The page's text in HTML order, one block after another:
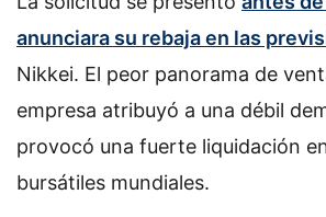
anunciara su rebaja en las
Nikkei. El peor panorama de
empresa atribuyó a una débil
provocó una fuerte liquidación
bursátiles mundiales.